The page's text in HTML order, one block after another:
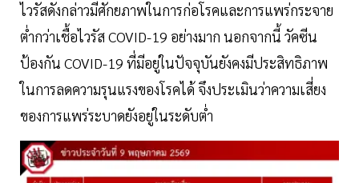
ไวรัสดังกล่าวมีศักยภาพในการก่อโรคและการแพร่กระจาย
ต่ำกว่าเชื้อไวรัส COVID-19 อย่างมาก นอกจากนี้ วัคซีน
ป้องกัน COVID-19 ที่มีอยู่ในปัจจุบันยังคงมีประสิทธิภาพ
ในการลดความรุนแรงของโรคได้ จึงประเมินว่าความเสี่ยง
ของการแพร่ระบาดยังอยู่ในระดับต่ำ